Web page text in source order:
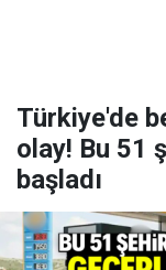
Türkiye'de
olay! Bu 51
başladı